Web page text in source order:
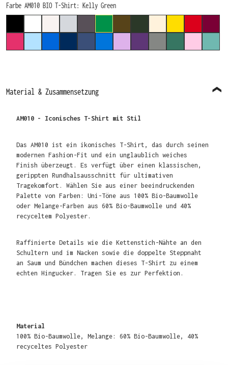
Farbe AM010 BIO T-Shirt
auswählen : Kelly Green
Material & Zusammensetzung
AM010 - Iconisches T-Shirt mit Stil
Das AM010 ist ein ikonisches T-Shirt, das durch seinen
modernen Fashion-Fit und ein unglaublich weiches
Finish überzeugt. Es verfügt über einen klassischen,
gerippten Rundhalsausschnitt für ultimativen
Tragekomfort. Wählen Sie aus einer beeindruckenden
Palette von Farben: Uni-Töne aus 100% Bio-Baumwolle
oder Melange-Farben aus 60% Bio-Baumwolle und 40%
recyceltem Polyester.
Raffinierte Details wie die Kettenstich-Nähte an den
Schultern und im Nacken sowie die doppelte Steppnaht
an Saum und Bündchen machen dieses T-Shirt zu einem
echten Hingucker. Tragen Sie es zur Perfektion.
Material
100% Bio-Baumwolle, Melange: 60% Bio-Baumwolle, 40%
recyceltes Polyester